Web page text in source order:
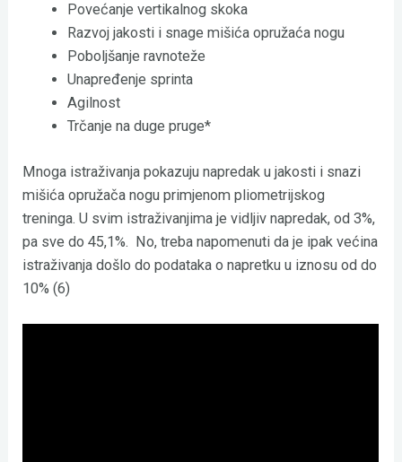
Povećanje vertikalnog skoka
Razvoj jakosti i snage mišića opružaća nogu
Poboljšanje ravnoteže
Unapređenje sprinta
Agilnost
Trčanje na duge pruge*
Mnoga istraživanja pokazuju napredak u jakosti i snazi
mišića opružača nogu primjenom pliometrijskog
treninga. U svim istraživanjima je vidljiv napredak, od 3%,
pa sve do 45,1%. No, treba napomenuti da je ipak većina
istraživanja došlo do podataka o napretku u iznosu od do
10% (6)